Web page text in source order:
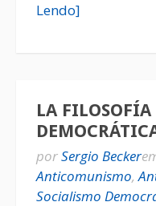
Lendo]
LA
porSergio Becker
Anticomunismo,
Socialismo